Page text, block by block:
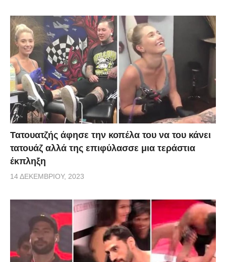
Τατουατζής άφησε την κοπέλα του να του κάνει
τατουάζ αλλά της επιφύλασσε μια τεράστια
έκπληξη
14 ΔΕΚΕΜΒΡΊΟΥ, 2023